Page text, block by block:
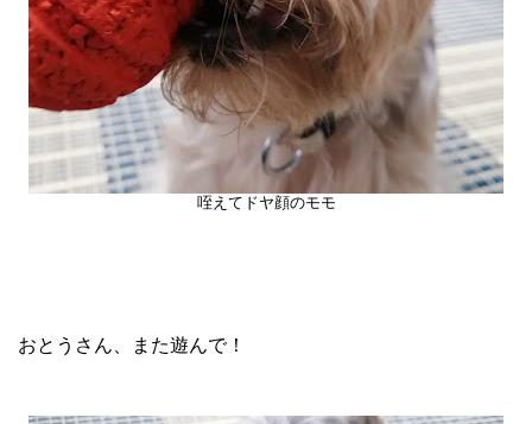
咥えてドヤ顔のモモ
おとうさん、また遊んで！